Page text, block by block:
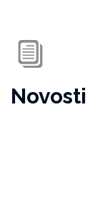
Novosti